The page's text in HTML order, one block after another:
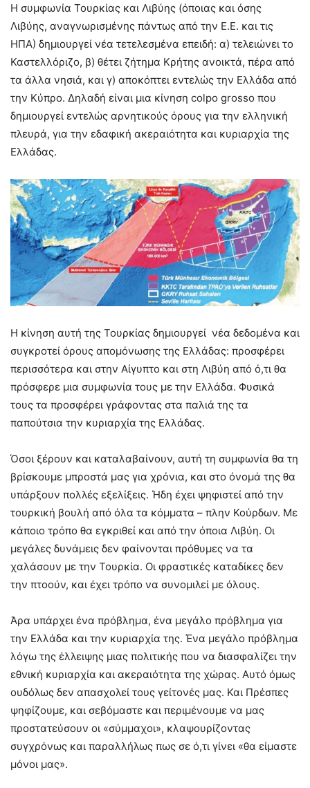
Η συμφωνία Τουρκίας και Λιβύης (όποιας και όσης
Λιβύης, αναγνωρισμένης πάντως από την Ε.Ε. και τις
ΗΠΑ) δημιουργεί νέα τετελεσμένα επειδή: α) τελειώνει το
Καστελλόριζο, β) θέτει ζήτημα Κρήτης ανοικτά, πέρα από
τα άλλα νησιά, και γ) αποκόπτει εντελώς την Ελλάδα από
την Κύπρο. Δηλαδή είναι μια κίνηση colpo grosso που
δημιουργεί εντελώς αρνητικούς όρους για την ελληνική
πλευρά, για την εδαφική ακεραιότητα και κυριαρχία της
Ελλάδας.
Η κίνηση αυτή της Τουρκίας δημιουργεί νέα δεδομένα και
συγκροτεί όρους απομόνωσης της Ελλάδας: προσφέρει
περισσότερα και στην Αίγυπτο και στη Λιβύη από ό,τι θα
πρόσφερε μια συμφωνία τους με την Ελλάδα. Φυσικά
τους τα προσφέρει γράφοντας στα παλιά της τα
παπούτσια την κυριαρχία της Ελλάδας.
Όσοι ξέρουν και καταλαβαίνουν, αυτή τη συμφωνία θα τη
βρίσκουμε μπροστά μας για χρόνια, και στο όνομά της θα
υπάρξουν πολλές εξελίξεις. Ήδη έχει ψηφιστεί από την
τουρκική βουλή από όλα τα κόμματα – πλην Κούρδων. Με
κάποιο τρόπο θα εγκριθεί και από την όποια Λιβύη. Οι
μεγάλες δυνάμεις δεν φαίνονται πρόθυμες να τα
χαλάσουν με την Τουρκία. Οι φραστικές καταδίκες δεν
την πτοούν, και έχει τρόπο να συνομιλεί με όλους.
Άρα υπάρχει ένα πρόβλημα, ένα μεγάλο πρόβλημα για
την Ελλάδα και την κυριαρχία της. Ένα μεγάλο πρόβλημα
λόγω της έλλειψης μιας πολιτικής που να διασφαλίζει την
εθνική κυριαρχία και ακεραιότητα της χώρας. Αυτό όμως
ουδόλως δεν απασχολεί τους γείτονές μας. Και Πρέσπες
ψηφίζουμε, και σεβόμαστε και περιμένουμε να μας
προστατεύσουν οι «σύμμαχοι», κλαψουρίζοντας
συγχρόνως και παραλλήλως πως σε ό,τι γίνει «θα είμαστε
μόνοι μας».